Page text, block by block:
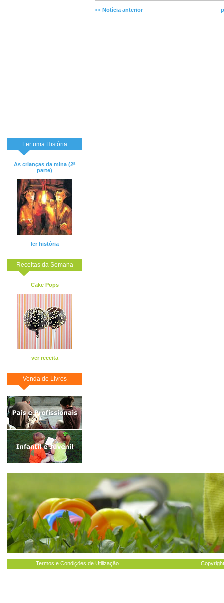
Ler uma História
As crianças da mina (2ª
parte)
ler história
Receitas da Semana
Cake Pops
ver receita
Venda de Livros
<< Notícia anterior
Termos e Condições de Utilização